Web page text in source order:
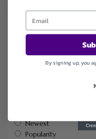
FILTER STORE
Categories
Apparel & Accessories
Coupons
Newest
Popularity
By signing up, you